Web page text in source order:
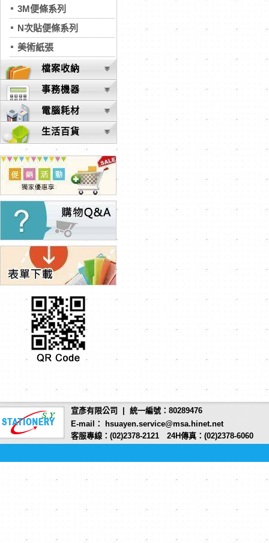
3M便條系列
N次貼便條系列
美術紙張
檔案收納
事務機器
電腦耗材
生活百貨
宣彥有限公司 | 統一編號：80289476
E-mail： hsuayen.service@msa.hinet.net
客服專線：(02)2378-2121 24H傳真：(02)2378-6060